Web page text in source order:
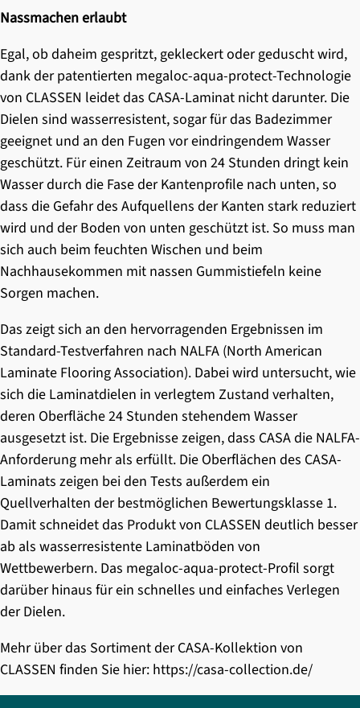
Nassmachen erlaubt
Egal, ob daheim gespritzt, gekleckert oder geduscht wird,
dank der patentierten megaloc-aqua-protect-Technologie
von CLASSEN leidet das CASA-Laminat nicht darunter. Die
Dielen sind wasserresistent, sogar für das Badezimmer
geeignet und an den Fugen vor eindringendem Wasser
geschützt. Für einen Zeitraum von 24 Stunden dringt kein
Wasser durch die Fase der Kantenprofile nach unten, so
dass die Gefahr des Aufquellens der Kanten stark reduziert
wird und der Boden von unten geschützt ist. So muss man
sich auch beim feuchten Wischen und beim
Nachhausekommen mit nassen Gummistiefeln keine
Sorgen machen.
Das zeigt sich an den hervorragenden Ergebnissen im
Standard-Testverfahren nach NALFA (North American
Laminate Flooring Association). Dabei wird untersucht, wie
sich die Laminatdielen in verlegtem Zustand verhalten,
deren Oberfläche 24 Stunden stehendem Wasser
ausgesetzt ist. Die Ergebnisse zeigen, dass CASA die NALFA-
Anforderung mehr als erfüllt. Die Oberflächen des CASA-
Laminats zeigen bei den Tests außerdem ein
Quellverhalten der bestmöglichen Bewertungsklasse 1.
Damit schneidet das Produkt von CLASSEN deutlich besser
ab als wasserresistente Laminatböden von
Wettbewerbern. Das megaloc-aqua-protect-Profil sorgt
darüber hinaus für ein schnelles und einfaches Verlegen
der Dielen.
Mehr über das Sortiment der CASA-Kollektion von
CLASSEN finden Sie hier: https://casa-collection.de/